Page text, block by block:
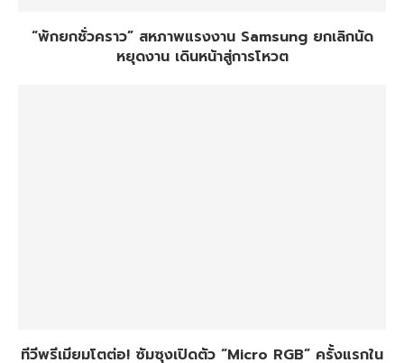
“พักยกชั่วคราว” สหภาพแรงงาน Samsung ยกเลิกนัด
หยุดงาน เดินหน้าสู่การโหวต
ทีวีพรีเมียมโตต่อ! ซัมซุงเปิดตัว “Micro RGB” ครั้งแรกใน